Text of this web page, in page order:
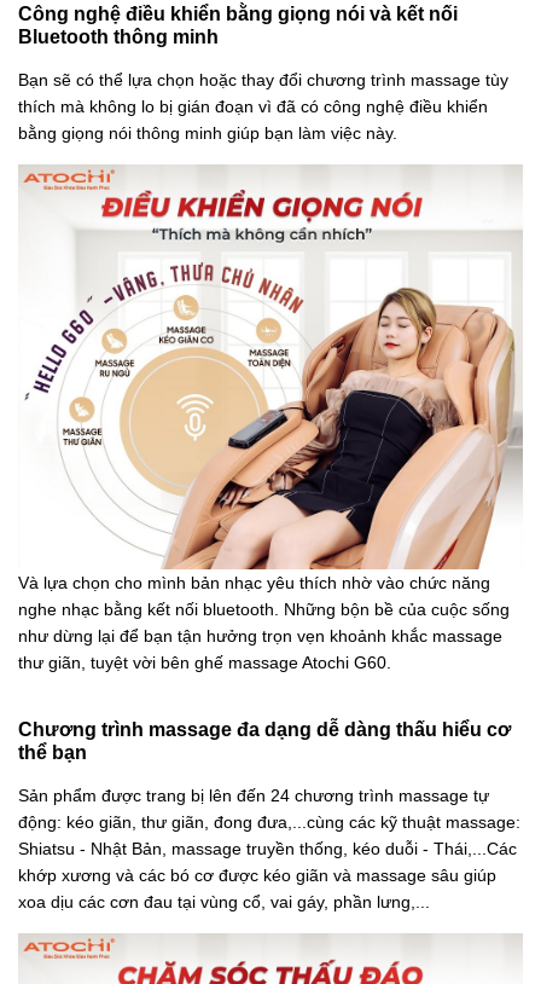
Công nghệ điều khiển bằng giọng nói và kết nối
Bluetooth thông minh
Bạn sẽ có thể lựa chọn hoặc thay đổi chương trình massage tùy
thích mà không lo bị gián đoạn vì đã có công nghệ điều khiển
bằng giọng nói thông minh giúp bạn làm việc này.
Và lựa chọn cho mình bản nhạc yêu thích nhờ vào chức năng
nghe nhạc bằng kết nối bluetooth. Những bộn bề của cuộc sống
như dừng lại để bạn tận hưởng trọn vẹn khoảnh khắc massage
thư giãn, tuyệt vời bên ghế massage Atochi G60.
Chương trình massage đa dạng dễ dàng thấu hiểu cơ
thể bạn
Sản phẩm được trang bị lên đến 24 chương trình massage tự
động: kéo giãn, thư giãn, đong đưa,...cùng các kỹ thuật massage:
Shiatsu - Nhật Bản, massage truyền thống, kéo duỗi - Thái,...Các
khớp xương và các bó cơ được kéo giãn và massage sâu giúp
xoa dịu các cơn đau tại vùng cổ, vai gáy, phần lưng,...